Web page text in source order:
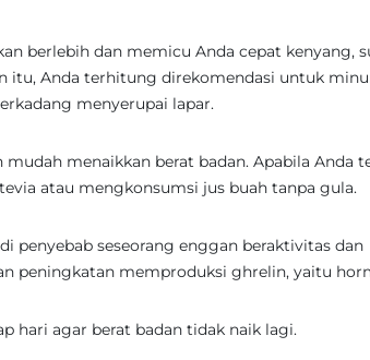
berlebih dan memicu Anda cepat kenyang,
itu, Anda terhitung direkomendasi untuk
menyerupai lapar.
menaikkan berat badan. Apabila Anda
atau mengkonsumsi jus buah tanpa gula.
penyebab seseorang enggan beraktivitas dan
peningkatan memproduksi ghrelin, yaitu
hari agar berat badan tidak naik lagi.